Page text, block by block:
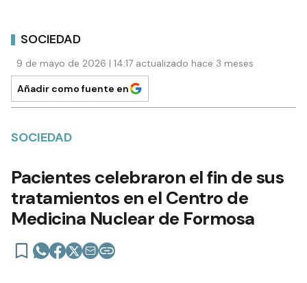
SOCIEDAD
9 de mayo de 2026 | 14:17 actualizado hace 3 meses
Añadir como fuente en
SOCIEDAD
Pacientes celebraron el fin de sus
tratamientos en el Centro de
Medicina Nuclear de Formosa